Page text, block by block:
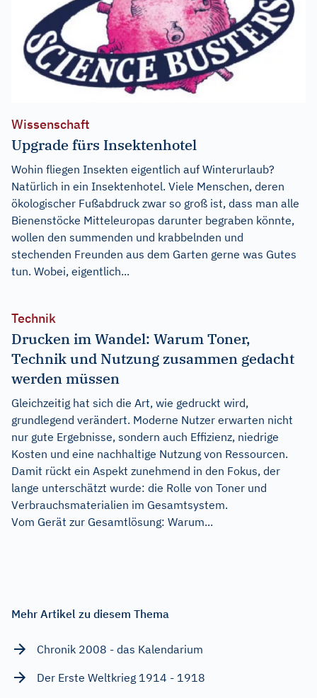
Wissenschaft
Upgrade fürs Insektenhotel
Wohin fliegen Insekten eigentlich auf Winterurlaub?
Natürlich in ein Insektenhotel. Viele Menschen, deren
ökologischer Fußabdruck zwar so groß ist, dass man alle
Bienenstöcke Mitteleuropas darunter begraben könnte,
wollen den summenden und krabbelnden und
stechenden Freunden aus dem Garten gerne was Gutes
tun. Wobei, eigentlich...
Technik
Drucken im Wandel: Warum Toner,
Technik und Nutzung zusammen gedacht
werden müssen
Gleichzeitig hat sich die Art, wie gedruckt wird,
grundlegend verändert. Moderne Nutzer erwarten nicht
nur gute Ergebnisse, sondern auch Effizienz, niedrige
Kosten und eine nachhaltige Nutzung von Ressourcen.
Damit rückt ein Aspekt zunehmend in den Fokus, der
lange unterschätzt wurde: die Rolle von Toner und
Verbrauchsmaterialien im Gesamtsystem.
Vom Gerät zur Gesamtlösung: Warum...
Mehr Artikel zu diesem Thema
Chronik 2008 - das Kalendarium
Der Erste Weltkrieg 1914 - 1918